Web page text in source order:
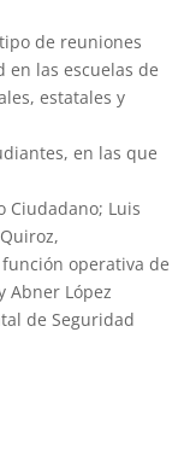
de reuniones
las escuelas de
estatales y
en las que
Ciudadano; Luis
operativa de
Abner López
de Seguridad